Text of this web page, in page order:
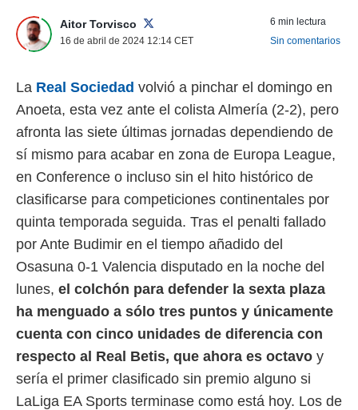
en
y
disponible
de
Aitor Torvisco
16 de abril de 2024 12:14 CET
6 min lectura
Sin comentarios
La Real Sociedad volvió a pinchar el domingo en
Anoeta, esta vez ante el colista Almería (2-2), pero
afronta las siete últimas jornadas dependiendo de
sí mismo para acabar en zona de Europa League,
en Conference o incluso sin el hito histórico de
clasificarse para competiciones continentales por
quinta temporada seguida. Tras el penalti fallado
por Ante Budimir en el tiempo añadido del
Osasuna 0-1 Valencia disputado en la noche del
lunes, el colchón para defender la sexta plaza
ha menguado a sólo tres puntos y únicamente
cuenta con cinco unidades de diferencia con
respecto al Real Betis, que ahora es octavo y
sería el primer clasificado sin premio alguno si
LaLiga EA Sports terminase como está hoy. Los de